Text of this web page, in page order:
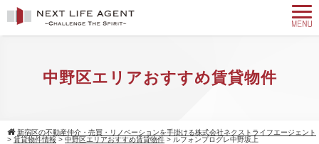
中野区エリアおすすめ賃貸物件
新宿区の不動産仲介・売買・リノベーションを手掛ける株式会社ネクストライフエージェント
> 賃貸物件情報 > 中野区エリアおすすめ賃貸物件 > ルフォンプログレ中野坂上